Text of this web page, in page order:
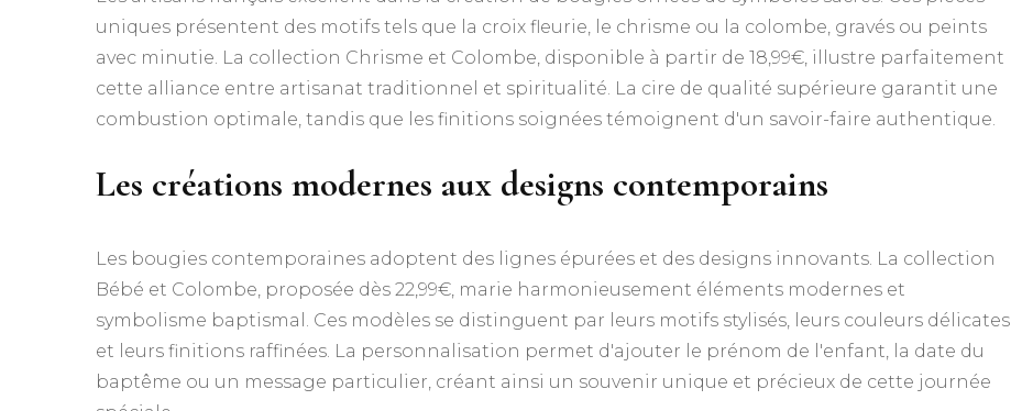
uniques présentent des motifs tels que la croix fleurie, le chrisme ou la colombe, gravés ou peints
avec minutie. La collection Chrisme et Colombe, disponible à partir de 18,99€, illustre parfaitement
cette alliance entre artisanat traditionnel et spiritualité. La cire de qualité supérieure garantit une
combustion optimale, tandis que les finitions soignées témoignent d'un savoir-faire authentique.
Les créations modernes aux designs contemporains
Les bougies contemporaines adoptent des lignes épurées et des designs innovants. La collection
Bébé et Colombe, proposée dès 22,99€, marie harmonieusement éléments modernes et
symbolisme baptismal. Ces modèles se distinguent par leurs motifs stylisés, leurs couleurs délicates
et leurs finitions raffinées. La personnalisation permet d'ajouter le prénom de l'enfant, la date du
baptême ou un message particulier, créant ainsi un souvenir unique et précieux de cette journée